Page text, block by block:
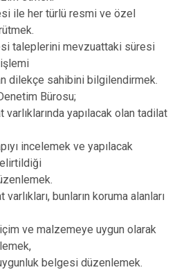
ile her türlü resmi ve özel
taleplerini mevzuattaki süresi
dilekçe sahibini bilgilendirmek.
Bürosu;
yapılacak olan tadilat
incelemek ve yapılacak
bunların koruma alanları
ve malzemeye uygun olarak
belgesi düzenlemek.